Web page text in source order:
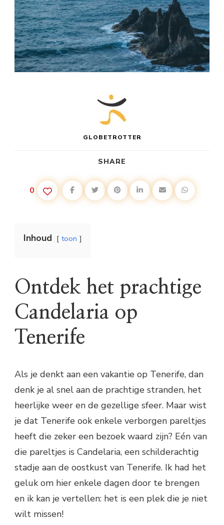
GLOBETROTTER
SHARE
0
Inhoud toon
Ontdek het prachtige
Candelaria op
Tenerife
Als je denkt aan een vakantie op Tenerife, dan
denk je al snel aan de prachtige stranden, het
heerlijke weer en de gezellige sfeer. Maar wist
je dat Tenerife ook enkele verborgen pareltjes
heeft die zeker een bezoek waard zijn? Eén van
die pareltjes is Candelaria, een schilderachtig
stadje aan de oostkust van Tenerife. Ik had het
geluk om hier enkele dagen door te brengen
en ik kan je vertellen: het is een plek die je niet
wilt missen!